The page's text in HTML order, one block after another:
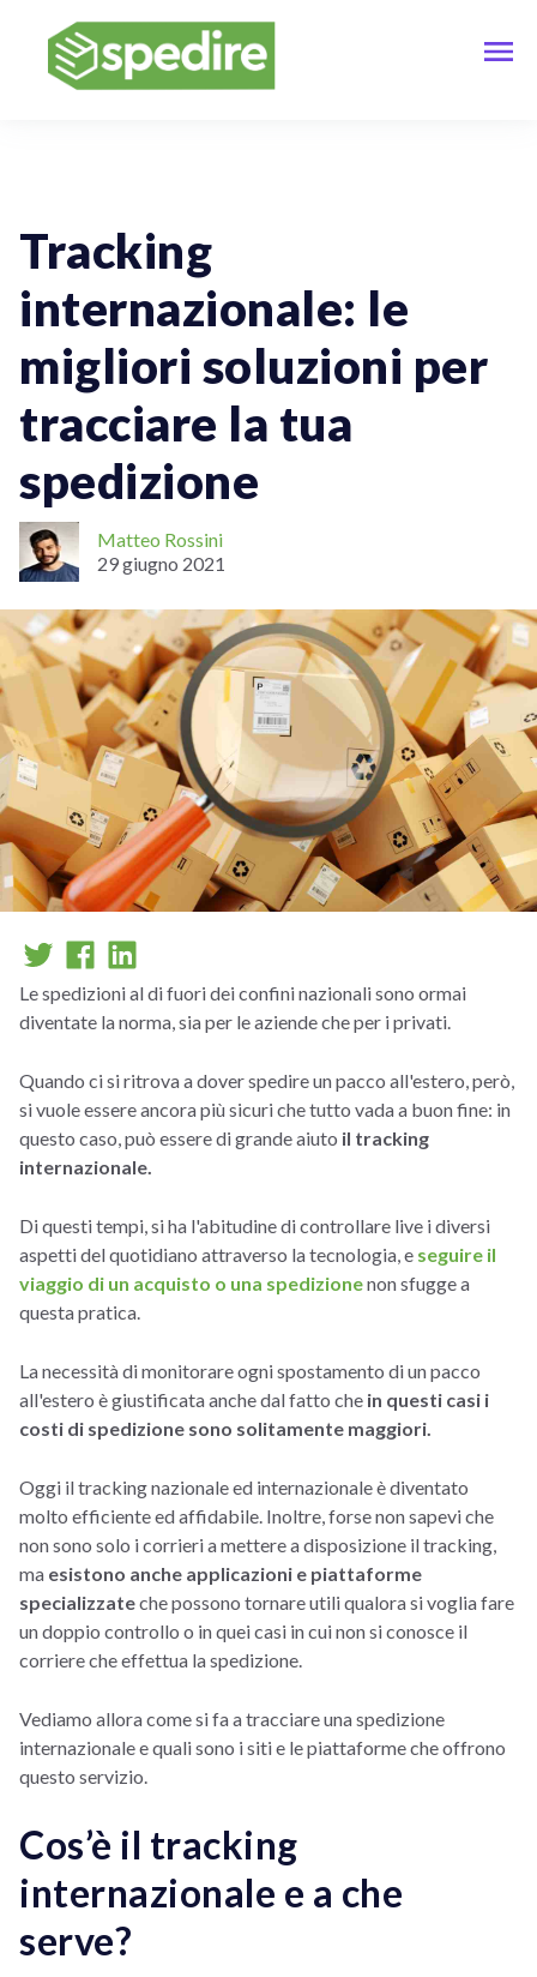
Tracking
internazionale: le
migliori soluzioni per
tracciare la tua
spedizione
Matteo Rossini
29 giugno 2021
Le spedizioni al di fuori dei confini nazionali sono ormai
diventate la norma, sia per le aziende che per i privati.
Quando ci si ritrova a dover spedire un pacco all'estero, però,
si vuole essere ancora più sicuri che tutto vada a buon fine: in
questo caso, può essere di grande aiuto il tracking
internazionale.
Di questi tempi, si ha l'abitudine di controllare live i diversi
aspetti del quotidiano attraverso la tecnologia, e seguire il
viaggio di un acquisto o una spedizionenon sfugge a
questa pratica.
La necessità di monitorare ogni spostamento di un pacco
all'estero è giustificata anche dal fatto che in questi casi i
costi di spedizione sono solitamente maggiori.
Oggi il tracking nazionale ed internazionale è diventato
molto efficiente ed affidabile. Inoltre, forse non sapevi che
non sono solo i corrieri a mettere a disposizione il tracking,
ma esistono anche applicazioni e piattaforme
specializzateche possono tornare utili qualora si voglia fare
un doppio controllo o in quei casi in cui non si conosce il
corriere che effettua la spedizione.
Vediamo allora come si fa a tracciare una spedizione
internazionale e quali sono i siti e le piattaforme che offrono
questo servizio.
Cos’è il tracking
internazionale e a che
serve?